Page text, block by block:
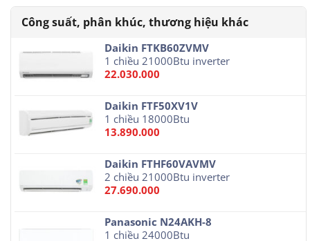
Daikin FTKB60ZVMV
1 chiều 21000Btu inverter
22.030.000
Daikin FTF50XV1V
1 chiều 18000Btu
13.890.000
Daikin FTHF60VAVMV
2 chiều 21000Btu inverter
27.690.000
Panasonic N24AKH-8
1 chiều 24000Btu